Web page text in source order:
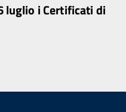
luglio i Certificati di